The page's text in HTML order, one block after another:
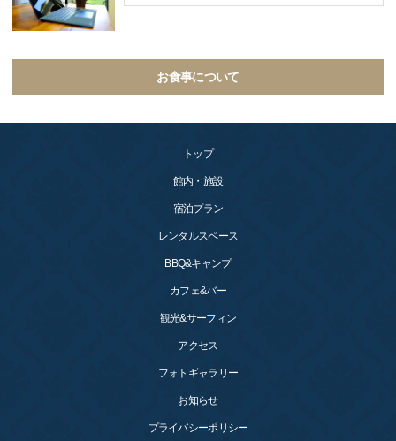
お食事について
トップ
館内・施設
宿泊プラン
レンタルスペース
BBQ&キャンプ
カフェ&バー
観光&サーフィン
アクセス
フォトギャラリー
お知らせ
プライバシーポリシー